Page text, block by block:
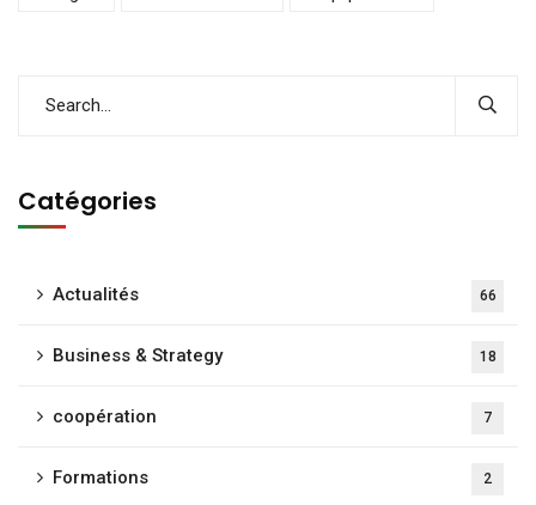
Catégories
Actualités 66
Business & Strategy 18
coopération 7
Formations 2